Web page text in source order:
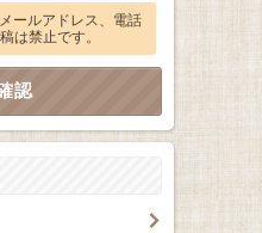
ールアドレス、電話
は禁止です。